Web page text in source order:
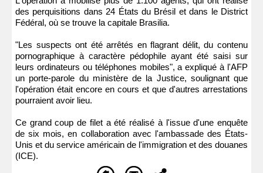
des perquisitions dans 24 États du Brésil et dans le District
Fédéral, où se trouve la capitale Brasilia.
"Les suspects ont été arrêtés en flagrant délit, du contenu
pornographique à caractère pédophile ayant été saisi sur
leurs ordinateurs ou téléphones mobiles", a expliqué à l'AFP
un porte-parole du ministère de la Justice, soulignant que
l'opération était encore en cours et que d'autres arrestations
pourraient avoir lieu.
Ce grand coup de filet a été réalisé à l'issue d'une enquête
de six mois, en collaboration avec l'ambassade des États-
Unis et du service américain de l'immigration et des douanes
(ICE).